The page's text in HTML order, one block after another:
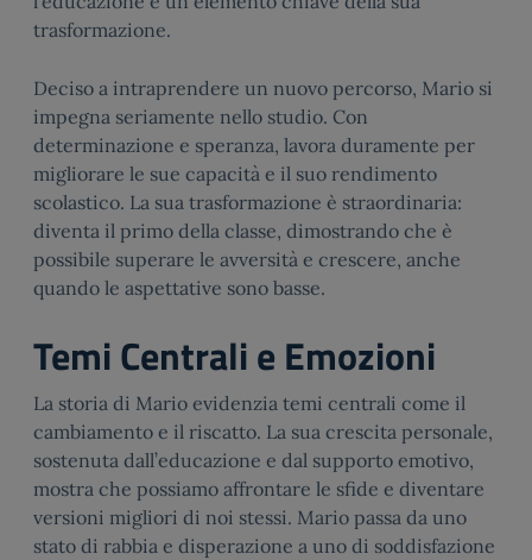
trasformazione.
Deciso a intraprendere un nuovo percorso, Mario si
impegna seriamente nello studio. Con
determinazione e speranza, lavora duramente per
migliorare le sue capacità e il suo rendimento
scolastico. La sua trasformazione è straordinaria:
diventa il primo della classe, dimostrando che è
possibile superare le avversità e crescere, anche
quando le aspettative sono basse.
Temi Centrali e Emozioni
La storia di Mario evidenzia temi centrali come il
cambiamento e il riscatto. La sua crescita personale,
sostenuta dall’educazione e dal supporto emotivo,
mostra che possiamo affrontare le sfide e diventare
versioni migliori di noi stessi. Mario passa da uno
stato di rabbia e disperazione a uno di soddisfazione